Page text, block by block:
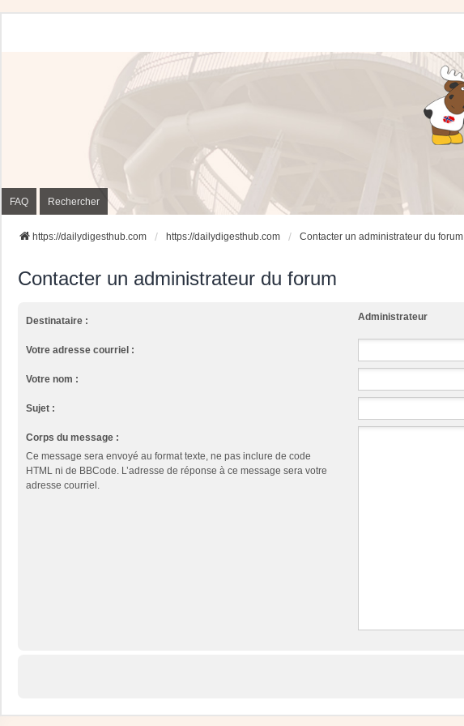
FAQ Rechercher
https://dailydigesthub.com https://dailydigesthub.com Contacter un administrateur du forum
Contacter un administrateur du forum
Destinataire : Administrateur
Votre adresse courriel :
Votre nom :
Sujet :
Corps du message :
Ce message sera envoyé au format texte, ne pas inclure de code
HTML ni de BBCode. L’adresse de réponse à ce message sera votre
adresse courriel.